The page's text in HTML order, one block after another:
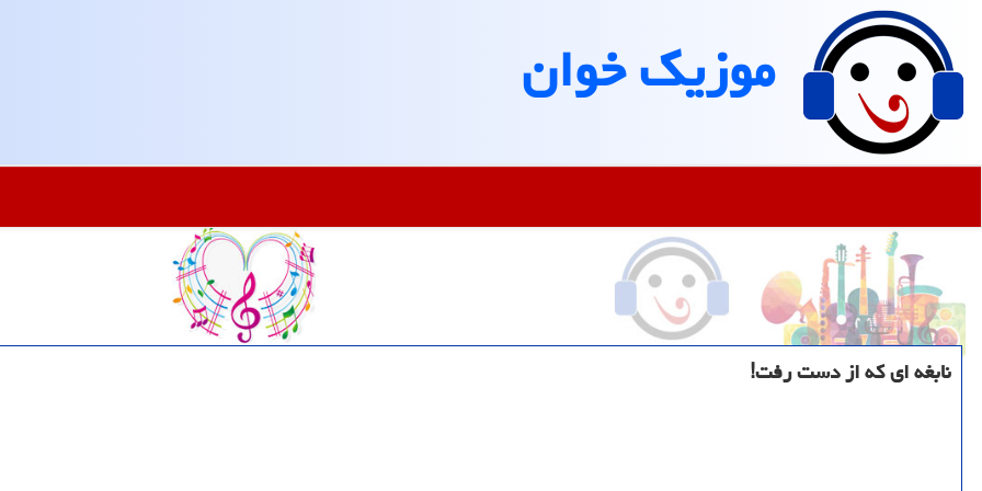
موزیك خوان
نابغه ای که از دست رفت!